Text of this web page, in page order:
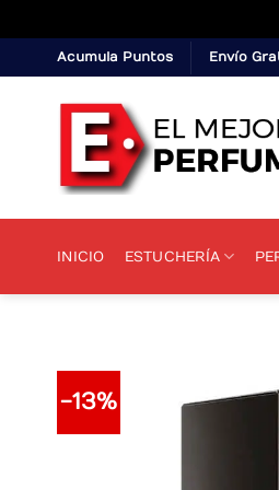
to
content
Acumula Puntos Envío
INICIO ESTUCHERÍA
-13%